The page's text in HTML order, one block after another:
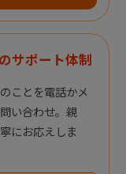
サポート体制
ことを電話かメ
い合わせ。親
にお応えしま